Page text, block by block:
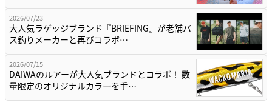
2026/07/23
大人気ラゲッジブランド『BRIEFING』が老舗バ
ス釣りメーカーと再びコラボ…
2026/07/15
DAIWAのルアーが大人気ブランドとコラボ！ 数
量限定のオリジナルカラーを手…